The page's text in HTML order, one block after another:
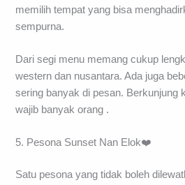
memilih tempat yang bisa
sempurna.
Dari segi menu memang cukup
western dan nusantara. Ada juga
sering banyak di pesan. Berkunjung
wajib banyak orang .
5. Pesona Sunset Nan Elok❤️
Satu pesona yang tidak boleh